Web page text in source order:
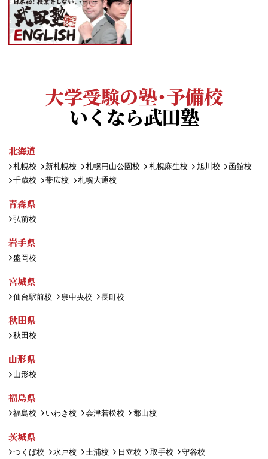
大学受験の塾・予備校
いくなら武田塾
北海道
札幌校 新札幌校 札幌円山公園校 札幌麻生校 旭川校
函館校
千歳校
帯広校 札幌大通校
青森県
弘前校
岩手県
盛岡校
宮城県
仙台駅前校 泉中央校 長町校
秋田県
秋田校
山形県
山形校
福島県
福島校 いわき校 会津若松校 郡山校
茨城県
つくば校 水戸校 土浦校 日立校 取手校 守谷校